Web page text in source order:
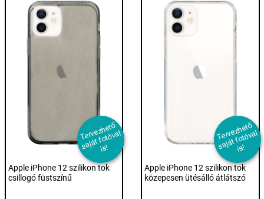
T
er
v
e
z
h
et
ő
s
aj
át f
ot
ó
v
al
i
s!
Apple iPhone 12 szilikon tok
csillogó füstszínű
T
er
v
e
z
h
et
ő
s
aj
át f
ot
ó
v
al
i
s!
Apple iPhone 12 szilikon tok
közepesen ütésálló átlátszó